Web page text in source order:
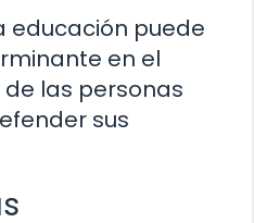
educación puede
en el
las personas
sus